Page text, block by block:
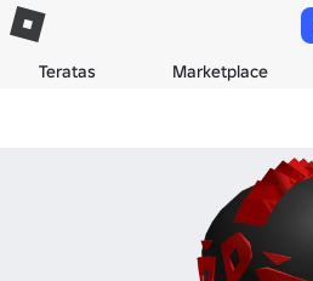
Teratas Marketplace